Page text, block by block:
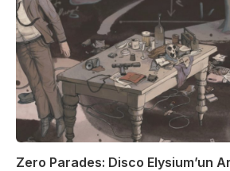
Zero Parades: Disco Elysium’un